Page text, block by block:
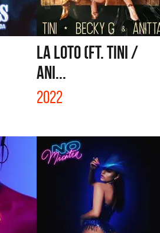
LA LOTO (FT. TINI /
ANI...
2022